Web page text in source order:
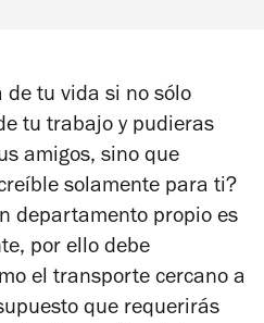
de tu vida si no sólo
tu trabajo y pudieras
amigos, sino que
solamente para ti?
departamento propio es
por ello debe
el transporte cercano a
que requerirás